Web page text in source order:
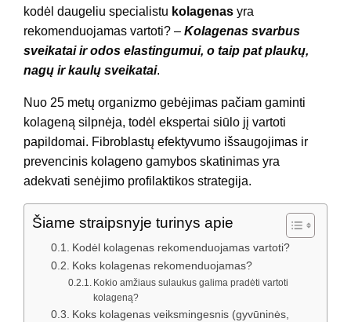
kodėl daugeliu specialistu kolagenas yra
rekomenduojamas vartoti? – Kolagenas svarbus
sveikatai ir odos elastingumui, o taip pat plaukų,
nagų ir kaulų sveikatai.
Nuo 25 metų organizmo gebėjimas pačiam gaminti
kolageną silpnėja, todėl ekspertai siūlo jį vartoti
papildomai. Fibroblastų efektyvumo išsaugojimas ir
prevencinis kolageno gamybos skatinimas yra
adekvati senėjimo profilaktikos strategija.
Šiame straipsnyje turinys apie
Kodėl kolagenas rekomenduojamas vartoti?
Koks kolagenas rekomenduojamas?
Kokio amžiaus sulaukus galima pradėti vartoti
kolageną?
Koks kolagenas veiksmingesnis (gyvūninės,